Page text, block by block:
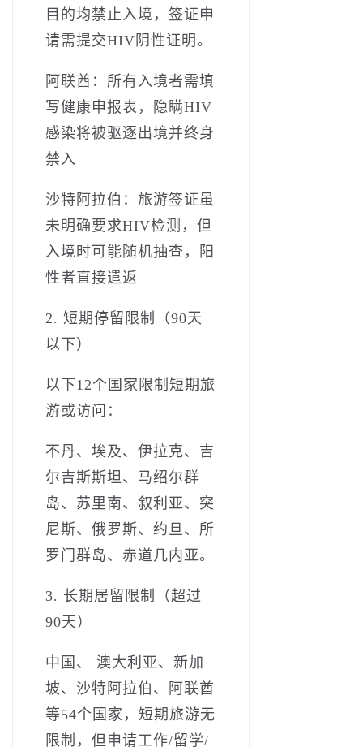
目的均禁止入境，签证申
请需提交HIV阴性证明。
阿联酋：所有入境者需填
写健康申报表，隐瞒HIV
感染将被驱逐出境并终身
禁入
沙特阿拉伯：旅游签证虽
未明确要求HIV检测，但
入境时可能随机抽查，阳
性者直接遣返
2. 短期停留限制（90天
以下）
以下12个国家限制短期旅
游或访问：
不丹、埃及、伊拉克、吉
尔吉斯斯坦、马绍尔群
岛、苏里南、叙利亚、突
尼斯、俄罗斯、约旦、所
罗门群岛、赤道几内亚。
3. 长期居留限制（超过
90天）
中国、 澳大利亚、新加
坡、沙特阿拉伯、阿联酋
等54个国家，短期旅游无
限制，但申请工作/留学/